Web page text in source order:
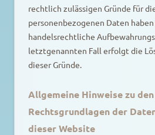
rechtlich zulässigen Gründe für
personenbezogenen Daten
handelsrechtliche
letztgenannten Fall erfolgt die
dieser Gründe.
Allgemeine Hinweise zu den
Rechtsgrundlagen der
dieser Website